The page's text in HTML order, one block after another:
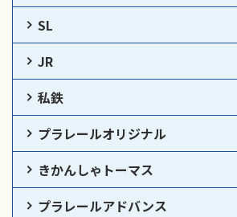
SL
JR
私鉄
プラレールオリジナル
きかんしゃトーマス
プラレールアドバンス